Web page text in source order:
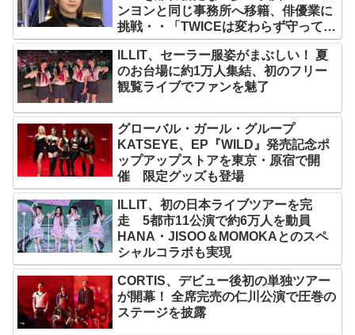
ンヨンと同じ事務所へ移籍、俳優業に
挑戦・・「TWICEは変わらず守ってい
く」グループ活動は継続へ
ILLIT、セーラー服姿がまぶしい！ 夏
のお台場に約1万人集結、初のフリー
観覧ライブでファンを魅了
グローバル・ガール・グループ
KATSEYE、EP『WILD』発売記念ポ
ップアップストアを東京・原宿で開
催 限定グッズも登場
ILLIT、初の日本ライブツアーを完
走 5都市11公演で約6万人を動員
HANA・JISOO＆MOMOKAとのスペ
シャルコラボも実現
CORTIS、デビュー後初の単独ツアー
が開幕！ 全席完売の仁川公演で圧巻の
ステージを披露